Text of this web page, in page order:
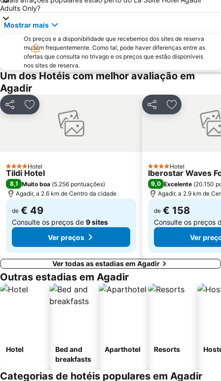
Adults Only?
Mostrar mais
Os preços e a disponibilidade que recebemos dos sites de reserva
mudam frequentemente. Como tal, pode haver diferenças entre as
ofertas que consulta no trivago e os preços que estão disponíveis
nos sites de reserva.
Um dos Hotéis com melhor avaliação em
Agadir
PartilharAdicionar aos favoritos
4 Estrelas
Hotel
Tildi Hotel
8,1 Muito boa (5.256 pontuações)
Agadir, a 2.6 km de Centro da cidade
de € 49
Consulte os preços de 9 sites
Ver preços
PartilharAdicionar
4 Estrelas
Hotel
Iberostar Waves
9,0 Excelente (20.150
Agadir, a 2.9 km de
de € 158
Consulte os preços
Ver
Ver todas as estadias em Agadir
Outras estadias em Agadir
Hotel
Bed and
breakfasts
Aparthotel Resorts
Categorias de hotéis populares em Agadir